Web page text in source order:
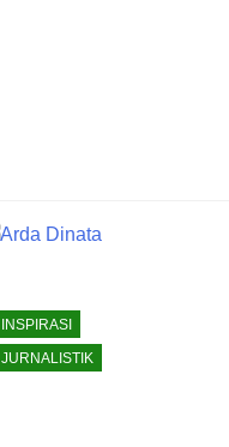
INSPIRASI
JURNALISTIK